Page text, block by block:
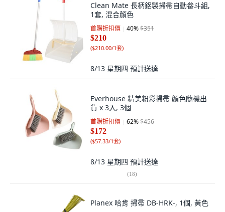
Clean Mate 長柄鋁製掃帚自動畚斗組,
1套, 混合顏色
首購折扣價 40%$351
$210
($210.00/1套)
8/13 星期四 預計送達
Everhouse 精美粉彩掃帚 顏色隨機出
貨 x 3入, 3個
首購折扣價 62%$456
$172
($57.33/1套)
8/13 星期四 預計送達
(18)
Planex 哈肯 掃帚 DB-HRK-, 1個, 黃色